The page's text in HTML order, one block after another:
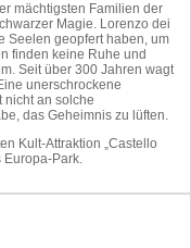
mächtigsten Familien der
Magie. Lorenzo dei
Seelen geopfert haben, um
finden keine Ruhe und
Seit über 300 Jahren wagt
unerschrockene
nicht an solche
das Geheimnis zu lüften.
Kult-Attraktion „Castello
Europa-Park.